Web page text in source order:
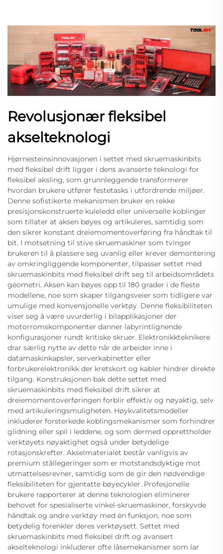
Revolusjonær fleksibel
akselteknologi
Hjørnesteinsinnovasjonen i settet med skruemaskinbits
med fleksibel drift ligger i dens avanserte teknologi for
fleksibel aksling, som grunnleggende transformerer
hvordan brukere utfører festetasks i utfordrende miljøer.
Denne sofistikerte mekanismen bruker en rekke
presisjonskonstruerte kuleledd eller universelle koblinger
som tillater at aksen bøyes og artikuleres, samtidig som
den sikrer konstant dreiemomentoverføring fra håndtak til
bit. I motsetning til stive skruemaskiner som tvinger
brukeren til å plassere seg uvanlig eller krever demontering
av omkringliggende komponenter, tilpasser settet med
skruemaskinbits med fleksibel drift seg til arbeidsområdets
geometri. Aksen kan bøyes opp til 180 grader i de fleste
modellene, noe som skaper tilgangsveier som tidligere var
umulige med konvensjonelle verktøy. Denne fleksibiliteten
viser seg å være uvurderlig i bilapplikasjoner der
motorromskomponenter danner labyrintlignende
konfigurasjoner rundt kritiske skruer. Elektronikkteknikere
drar særlig nytte av dette når de arbeider inne i
datamaskinkapsler, serverkabinetter eller
forbrukerelektronikk der kretskort og kabler hindrer direkte
tilgang. Konstruksjonen bak dette settet med
skruemaskinbits med fleksibel drift sikrer at
dreiemomentoverføringen forblir effektiv og nøyaktig, selv
med artikuleringsmuligheten. Høykvalitetsmodeller
inkluderer forsterkede koblingsmekanismer som forhindrer
glidning eller spil i leddene, og som dermed opprettholder
verktøyets nøyaktighet også under betydelige
rotasjonskrefter. Akselmaterialet består vanligvis av
premium stållegeringer som er motstandsdyktige mot
utmattelsesrevner, samtidig som de gir den nødvendige
fleksibiliteten for gjentatte bøyecykler. Profesjonelle
brukere rapporterer at denne teknologien eliminerer
behovet for spesialiserte vinkel-skruemaskiner, forskyvde
håndtak og andre verktøy med én funksjon, noe som
betydelig forenkler deres verktøysett. Settet med
skruemaskinbits med fleksibel drift og avansert
akselteknologi inkluderer ofte låsemekanismer som lar